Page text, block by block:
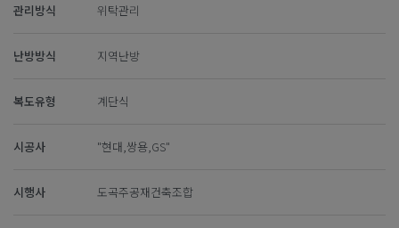
관리방식 위탁관리
난방방식 지역난방
복도유형 계단식
시공사 "현대,쌍용,GS"
시행사 도곡주공재건축조합